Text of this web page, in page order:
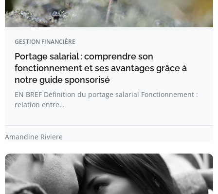
GESTION FINANCIÈRE
Portage salarial : comprendre son
fonctionnement et ses avantages grâce à
notre guide sponsorisé
EN BREF Définition du portage salarial Fonctionnement :
relation entre…
Amandine Riviere